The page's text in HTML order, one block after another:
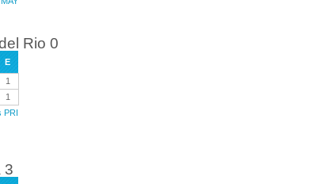
Rio 0
E
1
1
PRI
3